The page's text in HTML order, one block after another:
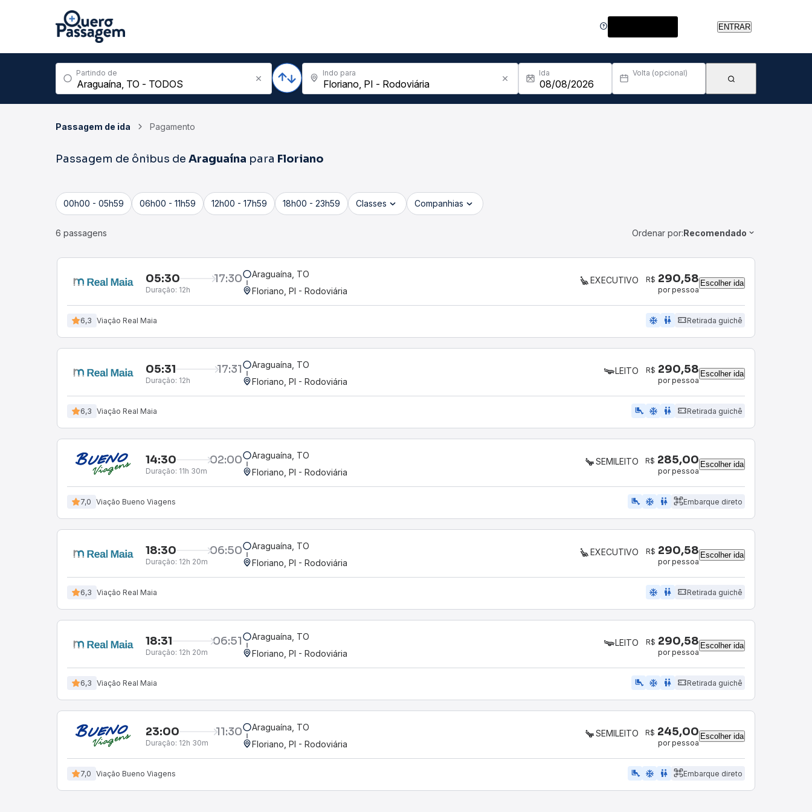
ENTRAR
Partindo de Indo para Ida Volta (opcional)
Passagem de ida Pagamento
Passagem de ônibus de Araguaína para Floriano
00h00 - 05h59 06h00 - 11h59 12h00 - 17h59 18h00 - 23h59 Classes Companhias
6 passagens Ordenar por:Recomendado
05:30 17:30
Duração: 12h
Araguaína, TO
Floriano, PI - Rodoviária
EXECUTIVO R$ 290,58
por pessoa
Escolher ida
6,3 Viação Real Maia ac_unit wc Retirada guichê
05:31 17:31
Duração: 12h
Araguaína, TO
Floriano, PI - Rodoviária
LEITO R$ 290,58
por pessoa
Escolher ida
6,3 Viação Real Maia airline_seat_legroom_extra ac_unit wc Retirada guichê
14:30 02:00
Duração: 11h 30m
Araguaína, TO
Floriano, PI - Rodoviária
SEMILEITO R$ 285,00
por pessoa
Escolher ida
7,0 Viação Bueno Viagens airline_seat_legroom_extra ac_unit WC Embarque direto
18:30 06:50
Duração: 12h 20m
Araguaína, TO
Floriano, PI - Rodoviária
EXECUTIVO R$ 290,58
por pessoa
Escolher ida
6,3 Viação Real Maia ac_unit wc Retirada guichê
18:31 06:51
Duração: 12h 20m
Araguaína, TO
Floriano, PI - Rodoviária
LEITO R$ 290,58
por pessoa
Escolher ida
6,3 Viação Real Maia airline_seat_legroom_extra ac_unit wc Retirada guichê
23:00 11:30
Duração: 12h 30m
Araguaína, TO
Floriano, PI - Rodoviária
SEMILEITO R$ 245,00
por pessoa
Escolher ida
7,0 Viação Bueno Viagens airline_seat_legroom_extra ac_unit WC Embarque direto